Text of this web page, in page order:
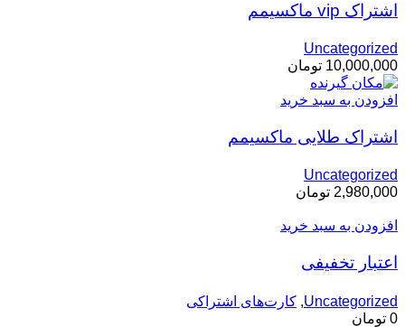
اشتراک vip ماکسیمم
Uncategorized
10,000,000 تومان
افزودن به سبد خرید
اشتراک طلایی ماکسیمم
Uncategorized
2,980,000 تومان
افزودن به سبد خرید
اعتبار تخفیفی
Uncategorized
, کارت‌های اشتراکی
0 تومان